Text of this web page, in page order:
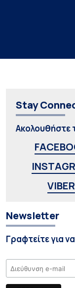
Stay
Ακολουθήστε
VIBER
Newsletter
Γραφτείτε για